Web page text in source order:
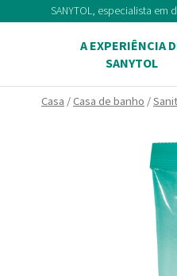
SANYTOL, especialista em
A EXPERIÊNCIA
SANYTOL
Casa /Casa de banho /